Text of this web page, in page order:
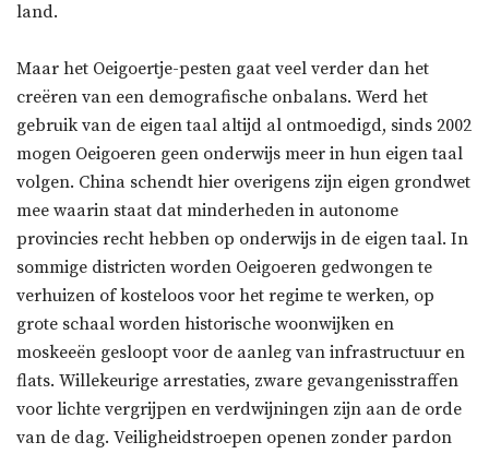
land.
Maar het Oeigoertje-pesten gaat veel verder dan het
creëren van een demografische onbalans. Werd het
gebruik van de eigen taal altijd al ontmoedigd, sinds 2002
mogen Oeigoeren geen onderwijs meer in hun eigen taal
volgen. China schendt hier overigens zijn eigen grondwet
mee waarin staat dat minderheden in autonome
provincies recht hebben op onderwijs in de eigen taal. In
sommige districten worden Oeigoeren gedwongen te
verhuizen of kosteloos voor het regime te werken, op
grote schaal worden historische woonwijken en
moskeeën gesloopt voor de aanleg van infrastructuur en
flats. Willekeurige arrestaties, zware gevangenisstraffen
voor lichte vergrijpen en verdwijningen zijn aan de orde
van de dag. Veiligheidstroepen openen zonder pardon